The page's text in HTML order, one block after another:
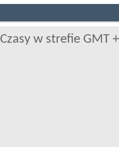
Czasy w strefie GMT